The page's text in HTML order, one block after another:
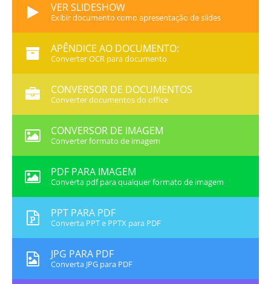
VER SLIDESHOW
Exibir documento como apresentação de slides
APÊNDICE AO DOCUMENTO:
Converter OCR para documento
CONVERSOR DE DOCUMENTOS
Converter documentos do office
CONVERSOR DE IMAGEM
Converter formato de imagem
PDF PARA IMAGEM
Converta pdf para qualquer formato de imagem
PPT PARA PDF
Converta PPT e PPTX para PDF
JPG PARA PDF
Converta JPG para PDF